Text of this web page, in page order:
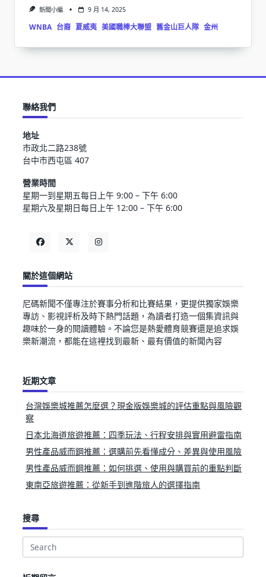
新聞小編 9 月 14, 2025
WNBA 台裔 夏威夷 美國職棒大聯盟 舊金山巨人隊 金州
聯絡我們
地址
市政北二路238號
台中市西屯區 407
營業時間
星期一到星期五每日上午 9:00 – 下午 6:00
星期六及星期日每日上午 12:00 – 下午 6:00
關於這個網站
尼碼新聞不僅專注於賽事分析和比賽結果，更提供獨家娛樂
專訪、影視評析及時下熱門話題，為讀者打造一個集資訊與
趣味於一身的閱讀體驗。不論您是熱愛體育競賽還是追求娛
樂新潮流，都能在這裡找到最新、最有價值的新聞內容
近期文章
台灣娛樂城推薦怎麼選？現金版娛樂城的評估重點與風險觀
察
日本北海道旅遊推薦：四季玩法、行程安排與實用避雷指南
男性產品威而鋼推薦：選購前先看懂成分、差異與使用風險
男性產品威而鋼推薦：如何挑選、使用與購買前的重點判斷
東南亞旅遊推薦：從新手到進階旅人的選擇指南
搜尋
Search